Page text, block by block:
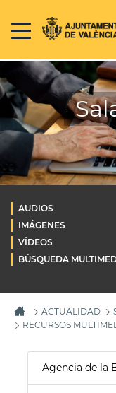
AUDIOS
IMÁGENES
VÍDEOS
BÚSQUEDA
ACTUALIDAD
RECURSOS
Agencia de la